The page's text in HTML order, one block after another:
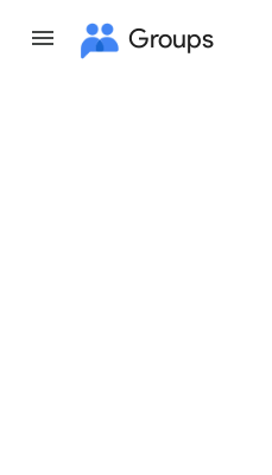
Groups